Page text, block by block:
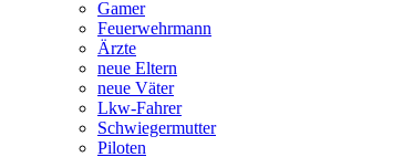
Gamer
Feuerwehrmann
Ärzte
neue Eltern
neue Väter
Lkw-Fahrer
Schwiegermutter
Piloten